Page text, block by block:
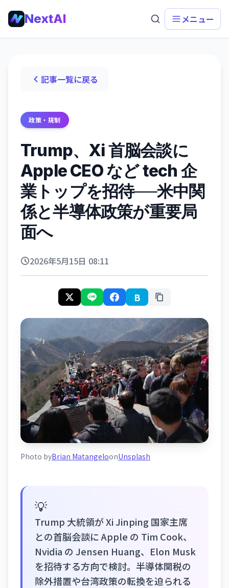
NextAI メニュー
記事一覧に戻る
政策・規制
Trump、Xi 首脳会談に
Apple CEO など tech 企
業トップを招待──米中関
係と半導体政策が重要局
面へ
2026年5月15日 08:11
B
Photo byBrian MatangeloonUnsplash
💡
Trump 大統領が Xi Jinping 国家主席
との首脳会談に Apple の Tim Cook、
Nvidia の Jensen Huang、Elon Musk
を招待する方向で検討。半導体関税の
除外措置や台湾政策の転換を迫られる